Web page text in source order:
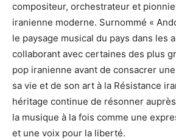
compositeur, orchestrateur et
iranienne moderne. Surnommé «
le paysage musical du pays dans les
collaborant avec certaines des plus
pop iranienne avant de consacrer
sa vie et de son art à la Résistance
héritage continue de résonner
la musique à la fois comme une
et une voix pour la liberté.